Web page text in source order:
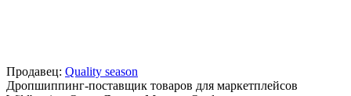
Продавец: Quality season
Дропшиппинг-поставщик товаров для маркетплейсов